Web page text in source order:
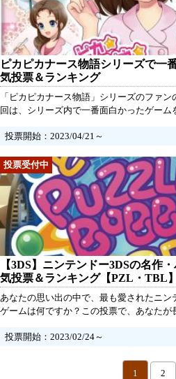
ピカピカナース物語シリーズで一
気投票＆ランキング
「ピカピカナース物語」シリーズのファ
回は、シリーズ内で一番面白かったゲー
一票まで有効ですので、あなたの好きな作
投票開始：2023/04/21～
【3DS】ニンテンドー3DSの名作
気投票＆ランキング【PZL・TBL】
あなたの思い出の中で、最も愛されたニン
ゲームは何ですか？この投票で、あなた
てください。人気投票で選ばれた作品は、
投票開始：2023/02/24～
1 2